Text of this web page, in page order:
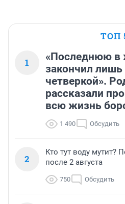
ТОП
1
«Последнюю в
закончил лишь
четверкой».
рассказали
всю жизнь
1 490 Обсудить
2
Кто тут воду мутит?
после 2 августа
750 Обсудить